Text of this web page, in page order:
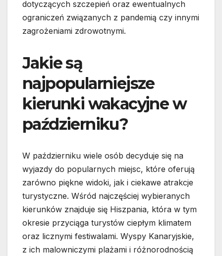
dotyczących szczepień oraz ewentualnych
ograniczeń związanych z pandemią czy innymi
zagrożeniami zdrowotnymi.
Jakie są
najpopularniejsze
kierunki wakacyjne w
październiku?
W październiku wiele osób decyduje się na
wyjazdy do popularnych miejsc, które oferują
zarówno piękne widoki, jak i ciekawe atrakcje
turystyczne. Wśród najczęściej wybieranych
kierunków znajduje się Hiszpania, która w tym
okresie przyciąga turystów ciepłym klimatem
oraz licznymi festiwalami. Wyspy Kanaryjskie,
z ich malowniczymi plażami i różnorodnością